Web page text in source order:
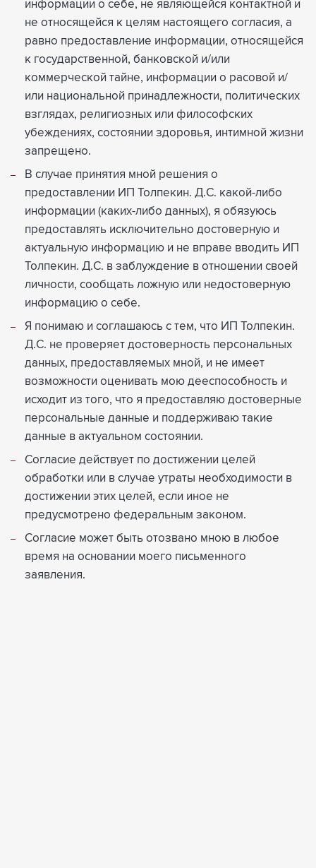
информации о себе, не являющейся контактной и
не относящейся к целям настоящего согласия, а
равно предоставление информации, относящейся
к государственной, банковской и/или
коммерческой тайне, информации о расовой и/
или национальной принадлежности, политических
взглядах, религиозных или философских
убеждениях, состоянии здоровья, интимной жизни
запрещено.
В случае принятия мной решения о
предоставлении ИП Толпекин. Д.С. какой-либо
информации (каких-либо данных), я обязуюсь
предоставлять исключительно достоверную и
актуальную информацию и не вправе вводить ИП
Толпекин. Д.С. в заблуждение в отношении своей
личности, сообщать ложную или недостоверную
информацию о себе.
Я понимаю и соглашаюсь с тем, что ИП Толпекин.
Д.С. не проверяет достоверность персональных
данных, предоставляемых мной, и не имеет
возможности оценивать мою дееспособность и
исходит из того, что я предоставляю достоверные
персональные данные и поддерживаю такие
данные в актуальном состоянии.
Согласие действует по достижении целей
обработки или в случае утраты необходимости в
достижении этих целей, если иное не
предусмотрено федеральным законом.
Согласие может быть отозвано мною в любое
время на основании моего письменного
заявления.